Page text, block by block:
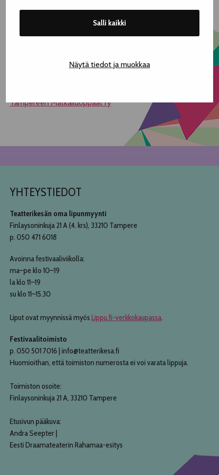
Salli kaikki
Näytä tiedot ja muokkaa
Tapahtuma ei ole esteetön.
Tampereen Matkailuoppaat ry
YHTEYSTIEDOT
Teatterikesän oma lipunmyynti
Finlaysoninkuja 21 A (4. krs), 33210 Tampere
p. 050 471 6018
Avoinna festivaaliviikolla:
ma–pe klo 10–19
la klo 11–19
su klo 11–15.30
Liput ovat myynnissä myös Lippu.fi-verkkokaupassa.
Festivaalitoimisto
p. 050 501 7016 | info@teatterikesa.fi
Huomioithan, että toimiston numerosta ei voi varata lippuja.
Toimiston osoite:
Finlaysoninkuja 21 A, 33210 Tampere
Etusivun pääkuva:
Andra Seepter |
Eesti Draamateaterin Rahamaa-esitys